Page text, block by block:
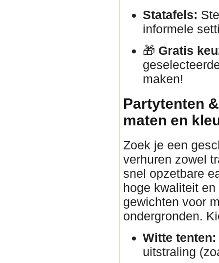
Statafels:
informele
🎁 Gratis
maken!
Partytenten
maten en
Zoek je een
verhuren zowel
snel opzetbare
hoge kwaliteit
gewichten voor
ondergronden.
Witte tenten:
uitstraling